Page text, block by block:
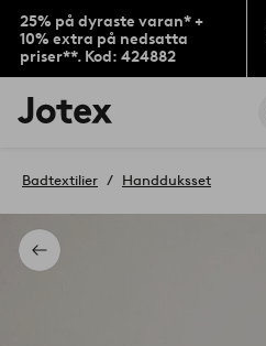
25% på dyraste varan* +
10% extra på nedsatta
priser**. Kod: 424882
Jotex
logotyp
till
Tillbaka
Badtextilier Handduksset